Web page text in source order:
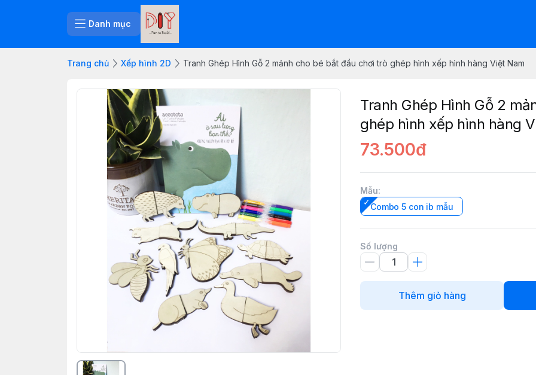
Danh mục
Trang chủ Xếp hình 2D Tranh Ghép Hình Gỗ 2 mảnh cho bé bắt đầu chơi trò ghép hình xếp hình hàng Việt Nam
Tranh Ghép Hình Gỗ 2
ghép hình xếp hình hàng
73.500đ
Mẫu:
Combo 5 con ib mẫu
Số lượng
Thêm giỏ hàng